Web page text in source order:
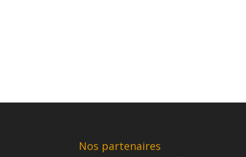
Nos partenaires